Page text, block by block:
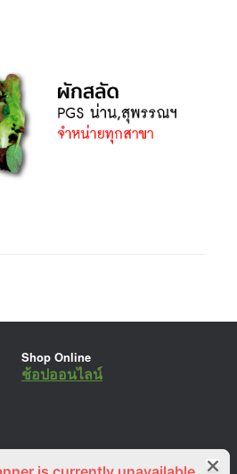
Shop Online
ช้อปออนไลน์